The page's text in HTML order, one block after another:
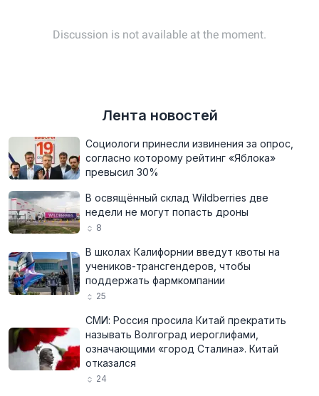
Лента новостей
Социологи принесли извинения за опрос,
согласно которому рейтинг «Яблока»
превысил 30%
В освящённый склад Wildberries две
недели не могут попасть дроны
8
В школах Калифорнии введут квоты на
учеников-трансгендеров, чтобы
поддержать фармкомпании
25
СМИ: Россия просила Китай прекратить
называть Волгоград иероглифами,
означающими «город Сталина». Китай
отказался
24